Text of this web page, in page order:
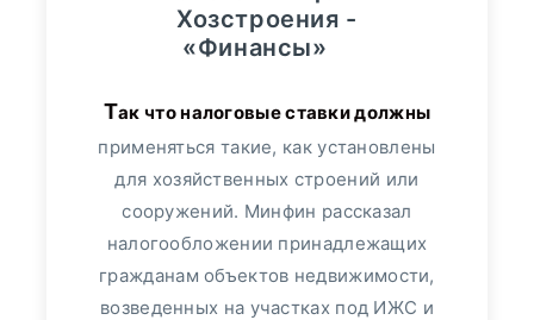
Банк "ТРАСТ"
Пресс-релизы
Фото репортаж
Хозстроения -
«Финансы»
Так что налоговые ставки должны
применяться такие, как установлены
для хозяйственных строений или
сооружений. Минфин рассказал
налогообложении принадлежащих
гражданам объектов недвижимости,
возведенных на участках под ИЖС и